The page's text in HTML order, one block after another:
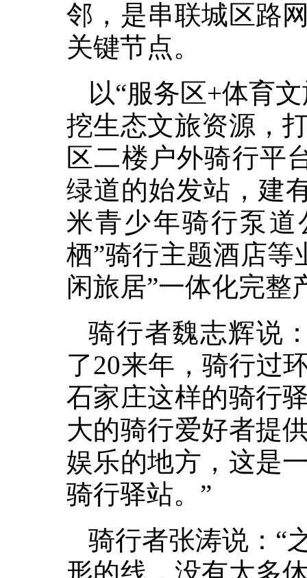
邻，是串联城区路
关键节点。
以“服务区+体育
挖生态文旅资源，
区二楼户外骑行平
绿道的始发站，建
米青少年骑行泵
栖”骑行主题酒店等
闲旅居”一体化完整
骑行者魏志辉说
了20来年，骑行过
石家庄这样的骑行
大的骑行爱好者提
娱乐的地方，这是
骑行驿站。”
骑行者张涛说：“